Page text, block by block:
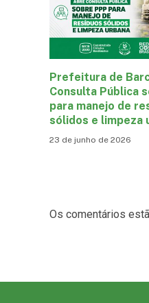
Prefeitura de
Consulta Pública
para manejo de
sólidos e limpeza
23 de junho de 2026
Os comentários